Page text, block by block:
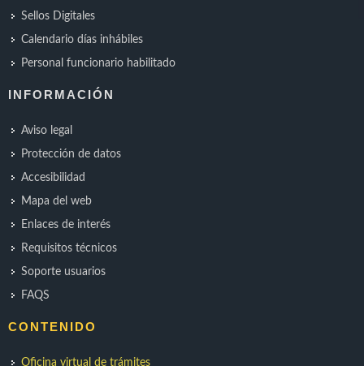
Sellos Digitales
Calendario días inhábiles
Personal funcionario habilitado
INFORMACIÓN
Aviso legal
Protección de datos
Accesibilidad
Mapa del web
Enlaces de interés
Requisitos técnicos
Soporte usuarios
FAQS
CONTENIDO
Oficina virtual de trámites